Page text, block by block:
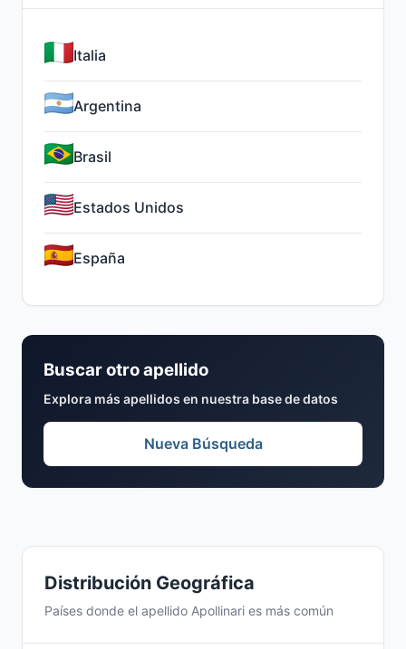
Distribución Geográfica
Países donde el apellido Apollinari es más común
Italia
Argentina
Brasil
Estados Unidos
España
Buscar otro apellido
Explora más apellidos en nuestra base de datos
Nueva Búsqueda